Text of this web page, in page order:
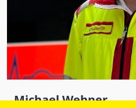
Michael Wehner